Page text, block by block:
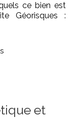
ce bien est
Géorisques :
et